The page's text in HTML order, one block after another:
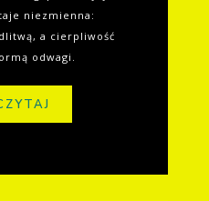
niezmienna:
a cierpliwość
odwagi.